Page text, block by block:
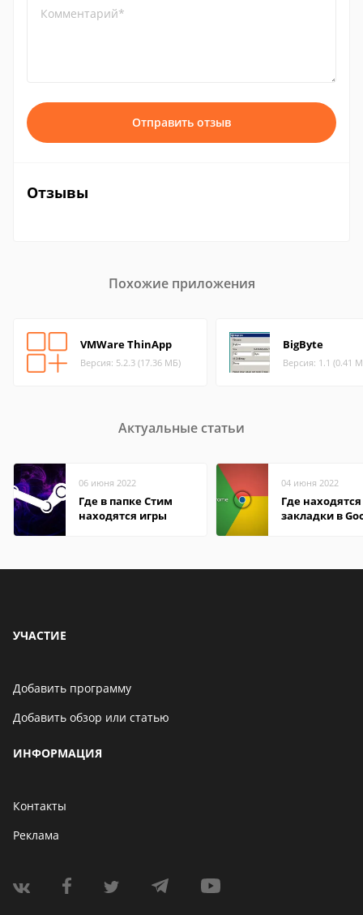
Комментарий*
Отправить отзыв
Отзывы
Похожие приложения
VMWare ThinApp
Версия: 5.2.3 (17.36 МБ)
BigByte
Версия: 1.1 (0.41
Актуальные статьи
06 июня 2022
Где в папке Стим
находятся игры
04 июня 2022
Где находятся
закладки в
УЧАСТИЕ
Добавить программу
Добавить обзор или статью
ИНФОРМАЦИЯ
Контакты
Реклама